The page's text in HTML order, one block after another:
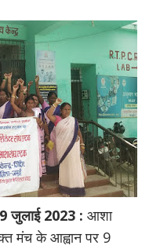
जुलाई 2023 : आशा
मंच के आह्वान पर 9